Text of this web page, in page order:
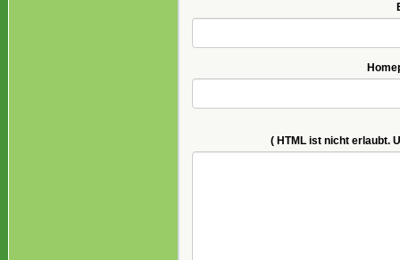
( HTML ist nicht erlaubt.